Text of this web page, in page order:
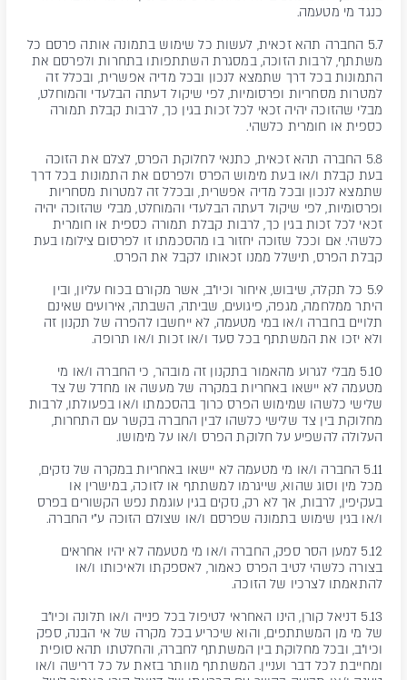
כנגד מי מטעמה.
5.7 החברה תהא זכאית, לעשות כל שימוש בתמונה אותה פרסם כל
משתתף, לרבות הזוכה, במסגרת השתתפותו בתחרות ולפרסם את
התמונות בכל דרך שתמצא לנכון ובכל מדיה אפשרית, ובכלל זה
למטרות מסחריות ופרסומיות, לפי שיקול דעתה הבלעדי והמוחלט,
מבלי שהזוכה יהיה זכאי לכל זכות בגין כך, לרבות קבלת תמורה
כספית או חומרית כלשהי.
5.8 החברה תהא זכאית, כתנאי לחלוקת הפרס, לצלם את הזוכה
בעת קבלת ו/או בעת מימוש הפרס ולפרסם את התמונות בכל דרך
שתמצא לנכון ובכל מדיה אפשרית, ובכלל זה למטרות מסחריות
ופרסומיות, לפי שיקול דעתה הבלעדי והמוחלט, מבלי שהזוכה יהיה
זכאי לכל זכות בגין כך, לרבות קבלת תמורה כספית או חומרית
כלשהי. אם וככל שזוכה יחזור בו מהסכמתו זו לפרסום צילומו בעת
קבלת הפרס, תישלל ממנו זכאותו לקבל את הפרס.
5.9 כל תקלה, שיבוש, איחור וכיו"ב, אשר מקורם בכוח עליון, ובין
היתר ממלחמה, מגפה, פיגועים, שביתה, השבתה, אירועים שאינם
תלויים בחברה ו/או במי מטעמה, לא ייחשבו להפרה של תקנון זה
ולא יזכו את המשתתף בכל סעד ו/או זכות ו/או תרופה.
5.10 מבלי לגרוע מהאמור בתקנון זה מובהר, כי החברה ו/או מי
מטעמה לא יישאו באחריות במקרה של מעשה או מחדל של צד
שלישי כלשהו שמימוש הפרס כרוך בהסכמתו ו/או בפעולתו, לרבות
מחלוקת בין צד שלישי כלשהו לבין החברה בקשר עם התחרות,
העלולה להשפיע על חלוקת הפרס ו/או על מימושו.
5.11 החברה ו/או מי מטעמה לא יישאו באחריות במקרה של נזקים,
מכל מין וסוג שהוא, שייגרמו למשתתף או לזוכה, במישרין או
בעקיפין, לרבות, אך לא רק, נזקים בגין עוגמת נפש הקשורים בפרס
ו/או בגין שימוש בתמונה שפרסם ו/או שצולם הזוכה ע"י החברה.
5.12 למען הסר ספק, החברה ו/או מי מטעמה לא יהיו אחראים
בצורה כלשהי לטיב הפרס כאמור, לאספקתו ולאיכותו ו/או
להתאמתו לצרכיו של הזוכה.
5.13 דניאל קורן, הינו האחראי לטיפול בכל פנייה ו/או תלונה וכיו"ב
של מי מן המשתתפים, והוא שיכריע בכל מקרה של אי הבנה, ספק
וכיו"ב, ובכל מחלוקת בין המשתתף לחברה, והחלטתו תהא סופית
ומחייבת לכל דבר ועניין. המשתתף מוותר בזאת על כל דרישה ו/או